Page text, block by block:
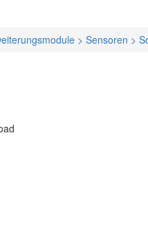
> Sensoren >